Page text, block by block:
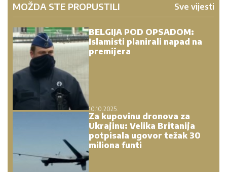
MOŽDA STE PROPUSTILI Sve vijesti
BELGIJA POD OPSADOM:
Islamisti planirali napad na
premijera
10.10.2025.
Za kupovinu dronova za
Ukrajinu: Velika Britanija
potpisala ugovor težak 30
miliona funti